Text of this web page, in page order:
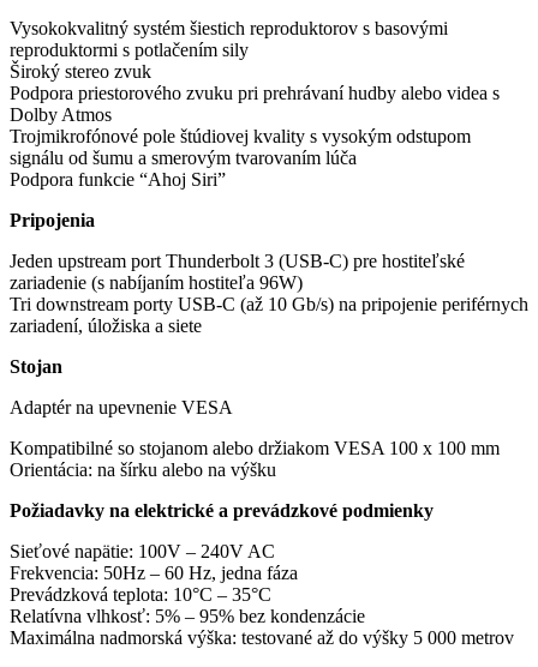
Vysokokvalitný systém šiestich reproduktorov s basovými
reproduktormi s potlačením sily
Široký stereo zvuk
Podpora priestorového zvuku pri prehrávaní hudby alebo videa s
Dolby Atmos
Trojmikrofónové pole štúdiovej kvality s vysokým odstupom
signálu od šumu a smerovým tvarovaním lúča
Podpora funkcie “Ahoj Siri”
Pripojenia
Jeden upstream port Thunderbolt 3 (USB-C) pre hostiteľské
zariadenie (s nabíjaním hostiteľa 96W)
Tri downstream porty USB-C (až 10 Gb/s) na pripojenie periférnych
zariadení, úložiska a siete
Stojan
Adaptér na upevnenie VESA
Kompatibilné so stojanom alebo držiakom VESA 100 x 100 mm
Orientácia: na šírku alebo na výšku
Požiadavky na elektrické a prevádzkové podmienky
Sieťové napätie: 100V – 240V AC
Frekvencia: 50Hz – 60 Hz, jedna fáza
Prevádzková teplota: 10°C – 35°C
Relatívna vlhkosť: 5% – 95% bez kondenzácie
Maximálna nadmorská výška: testované až do výšky 5 000 metrov